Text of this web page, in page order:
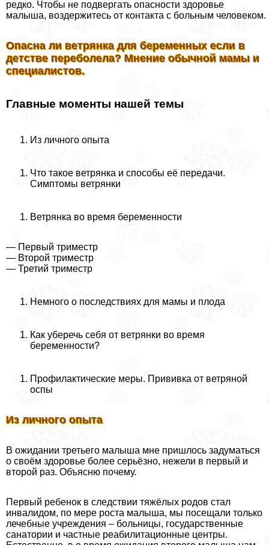
редко. Чтобы не подвергать опасности здоровье
малыша, воздержитесь от контакта с больным человеком.
Опасна ли ветрянка для беременных если в
детстве переболела? Мнение обычной мамы и
специалистов.
Главные моменты нашей темы
Из личного опыта
Что такое ветрянка и способы её передачи.
Симптомы ветрянки
Ветрянка во время беременности
— Первый триместр
— Второй триместр
— Третий триместр
Немного о последствиях для мамы и плода
Как уберечь себя от ветрянки во время
беременности?
Профилактические меры. Прививка от ветряной
оспы
Из личного опыта
В ожидании третьего малыша мне пришлось задуматься
о своём здоровье более серьёзно, нежели в первый и
второй раз. Объясню почему.
Первый ребенок в следствии тяжёлых родов стал
инвалидом, по мере роста малыша, мы посещали только
лечебные учреждения – больницы, государственные
санатории и частные реабилитационные центры.